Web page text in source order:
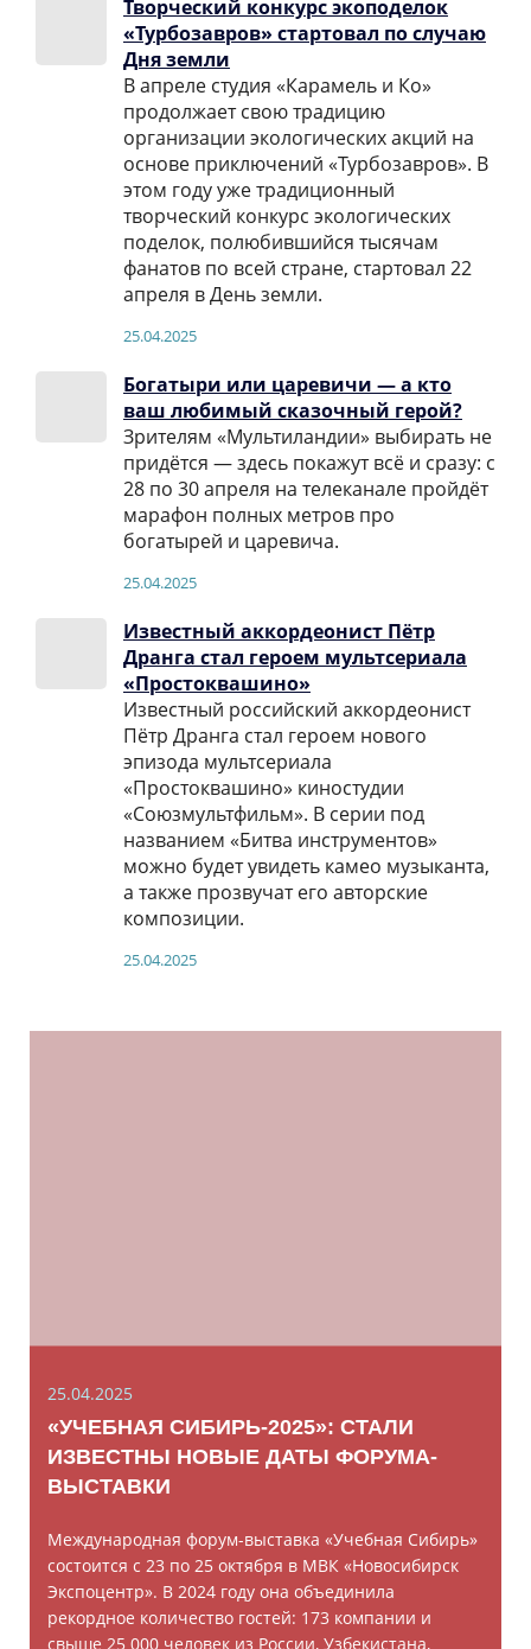
Творческий конкурс экоподелок
«Турбозавров» стартовал по случаю
Дня земли
В апреле студия «Карамель и Ко»
продолжает свою традицию
организации экологических акций на
основе приключений «Турбозавров». В
этом году уже традиционный
творческий конкурс экологических
поделок, полюбившийся тысячам
фанатов по всей стране, стартовал 22
апреля в День земли.
25.04.2025
Богатыри или царевичи — а кто
ваш любимый сказочный герой?
Зрителям «Мультиландии» выбирать не
придётся — здесь покажут всё и сразу: с
28 по 30 апреля на телеканале пройдёт
марафон полных метров про
богатырей и царевича.
25.04.2025
Известный аккордеонист Пётр
Дранга стал героем мультсериала
«Простоквашино»
Известный российский аккордеонист
Пётр Дранга стал героем нового
эпизода мультсериала
«Простоквашино» киностудии
«Союзмультфильм». В серии под
названием «Битва инструментов»
можно будет увидеть камео музыканта,
а также прозвучат его авторские
композиции.
25.04.2025
25.04.2025
«УЧЕБНАЯ СИБИРЬ-2025»: СТАЛИ
ИЗВЕСТНЫ НОВЫЕ ДАТЫ ФОРУМА-
ВЫСТАВКИ
Международная форум-выставка «Учебная Сибирь»
состоится с 23 по 25 октября в МВК «Новосибирск
Экспоцентр». В 2024 году она объединила
рекордное количество гостей: 173 компании и
свыше 25 000 человек из России, Узбекистана,